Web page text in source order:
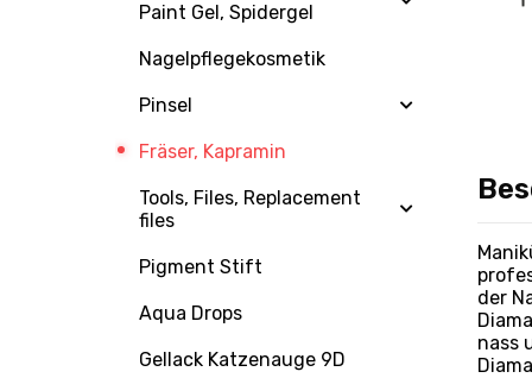
Paint Gel, Spidergel
Nagelpflegekosmetik
Pinsel
Fräser, Kapramin
Tools, Files, Replacement
files
Pigment Stift
Aqua Drops
Gellack Katzenauge 9D
der
nass